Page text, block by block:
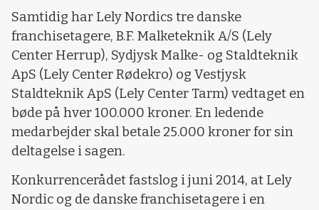
Samtidig har Lely Nordics tre danske
franchisetagere, B.F. Malketeknik A/S (Lely
Center Herrup), Sydjysk Malke- og Staldteknik
ApS (Lely Center Rødekro) og Vestjysk
Staldteknik ApS (Lely Center Tarm) vedtaget en
bøde på hver 100.000 kroner. En ledende
medarbejder skal betale 25.000 kroner for sin
deltagelse i sagen.
Konkurrencerådet fastslog i juni 2014, at Lely
Nordic og de danske franchisetagere i en